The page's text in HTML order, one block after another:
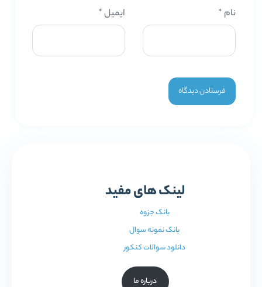
نام * ایمیل*
لینک های مفید
بانک جزوه
بانک نمونه سوال
دانلود سوالات کنکور
درباره ما